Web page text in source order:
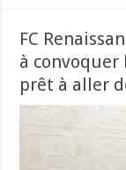
FC
à convoquer
prêt à aller